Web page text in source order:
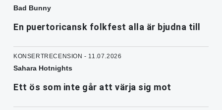
Bad Bunny
En puertoricansk folkfest alla är bjudna till
KONSERTRECENSION - 11.07.2026
Sahara Hotnights
Ett ös som inte går att värja sig mot